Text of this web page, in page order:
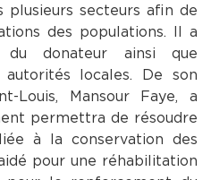
secteurs afin de
des populations. Il a
donateur ainsi que
autorités locales. De son
Louis, Mansour Faye, a
permettra de résoudre
à la conservation des
pour une réhabilitation